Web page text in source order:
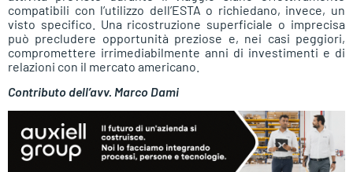
compatibili con l’utilizzo dell’ESTA o richiedano, invece, un
visto specifico. Una ricostruzione superficiale o imprecisa
può precludere opportunità preziose e, nei casi peggiori,
compromettere irrimediabilmente anni di investimenti e di
relazioni con il mercato americano.
Contributo dell’avv. Marco Dami